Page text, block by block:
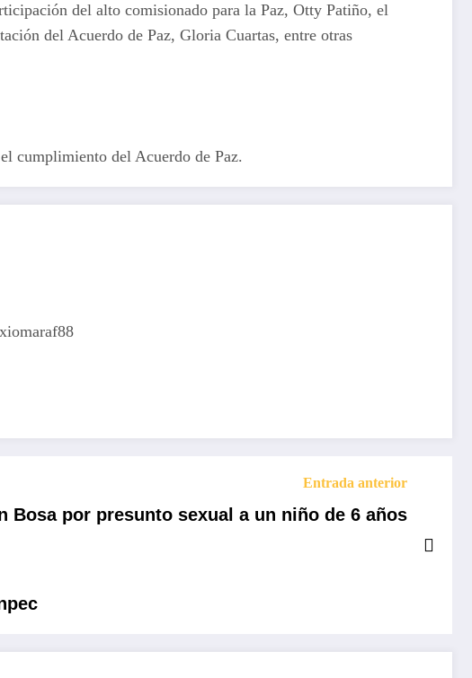
del alto comisionado para la Paz, Otty Patiño, el
del Acuerdo de Paz, Gloria Cuartas, entre otras
cumplimiento del Acuerdo de Paz.
Entrada anterior
por presunto sexual a un niño de 6 años